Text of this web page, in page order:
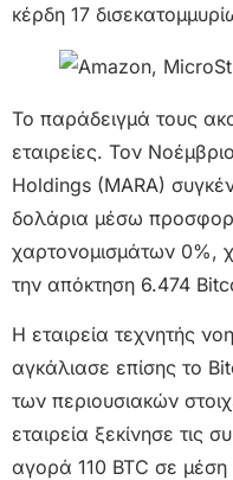
κέρδη 17
Το παράδειγμά τους
εταιρείες. Τον
Holdings (MARA)
δολάρια μέσω
χαρτονομισμάτων 0%,
την απόκτηση 6.474
Η εταιρεία τεχνητής
αγκάλιασε επίσης το
των περιουσιακών
εταιρεία ξεκίνησε τις
αγορά 110 BTC σε